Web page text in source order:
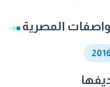
المصرية